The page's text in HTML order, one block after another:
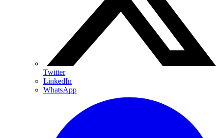
Twitter
LinkedIn
WhatsApp